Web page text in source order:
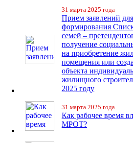
31 марта 2025 года
Прием заявлений для
формирования
семей –
получение
на приобретение
помещения или
объекта
жилищного
2025 году
31 марта 2025 года
Как рабочее время
МРОТ?